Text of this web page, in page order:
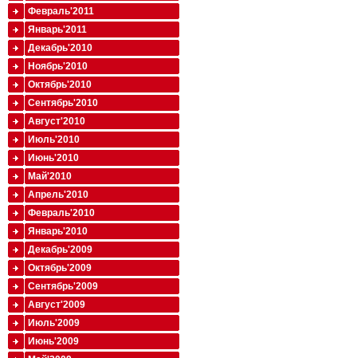
Февраль'2011
Январь'2011
Декабрь'2010
Ноябрь'2010
Октябрь'2010
Сентябрь'2010
Август'2010
Июль'2010
Июнь'2010
Май'2010
Апрель'2010
Февраль'2010
Январь'2010
Декабрь'2009
Октябрь'2009
Сентябрь'2009
Август'2009
Июль'2009
Июнь'2009